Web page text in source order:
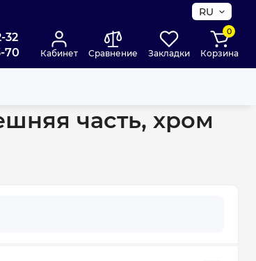
RU
32
70
Кабинет Сравнение Закладки
0
Корзина
часть, хром